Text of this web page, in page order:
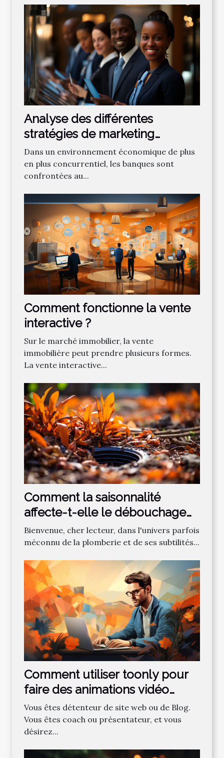
Analyse des différentes
stratégies de marketing
bancaire pour attirer de
nouveaux clients
Dans un environnement économique de plus
en plus concurrentiel, les banques sont
confrontées au...
Comment fonctionne la vente
interactive ?
Sur le marché immobilier, la vente
immobilière peut prendre plusieurs formes.
La vente interactive...
Comment la saisonnalité
affecte-t-elle le débouchage
des canalisations?
Bienvenue, cher lecteur, dans l'univers parfois
méconnu de la plomberie et de ses subtilités...
Comment utiliser toonly pour
faire des animations vidéo
professionnelles ?
Vous êtes détenteur de site web ou de Blog.
Vous êtes coach ou présentateur, et vous
désirez...